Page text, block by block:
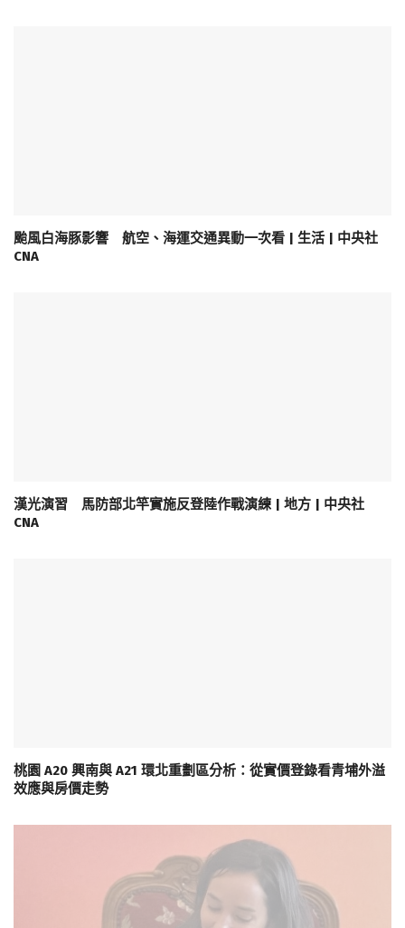
颱風白海豚影響 航空、海運交通異動一次看 | 生活 | 中央社
CNA
漢光演習 馬防部北竿實施反登陸作戰演練 | 地方 | 中央社
CNA
桃園 A20 興南與 A21 環北重劃區分析：從實價登錄看青埔外溢
效應與房價走勢